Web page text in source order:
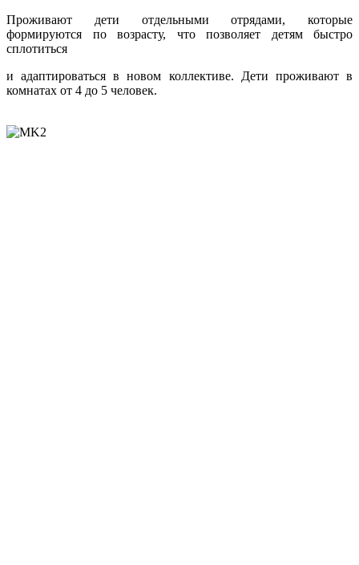
Проживают дети отдельными отрядами, которые
формируются по возрасту, что позволяет детям быстро
сплотиться
и адаптироваться в новом коллективе. Дети проживают в
комнатах от 4 до 5 человек.